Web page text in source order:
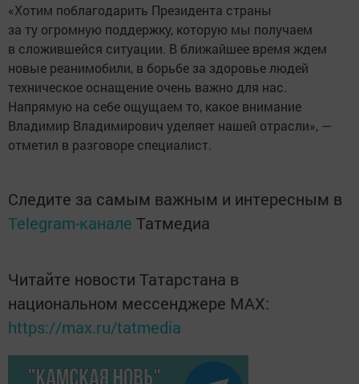
«Хотим поблагодарить Президента страны
за ту огромную поддержку, которую мы получаем
в сложившейся ситуации. В ближайшее время ждем
новые реанимобили, в борьбе за здоровье людей
техническое оснащение очень важно для нас.
Напрямую на себе ощущаем то, какое внимание
Владимир Владимирович уделяет нашей отрасли», —
отметил в разговоре специалист.
Следите за самым важным и интересным в
Telegram-канале Татмедиа
Читайте новости Татарстана в
национальном мессенджере MАХ:
https://max.ru/tatmedia